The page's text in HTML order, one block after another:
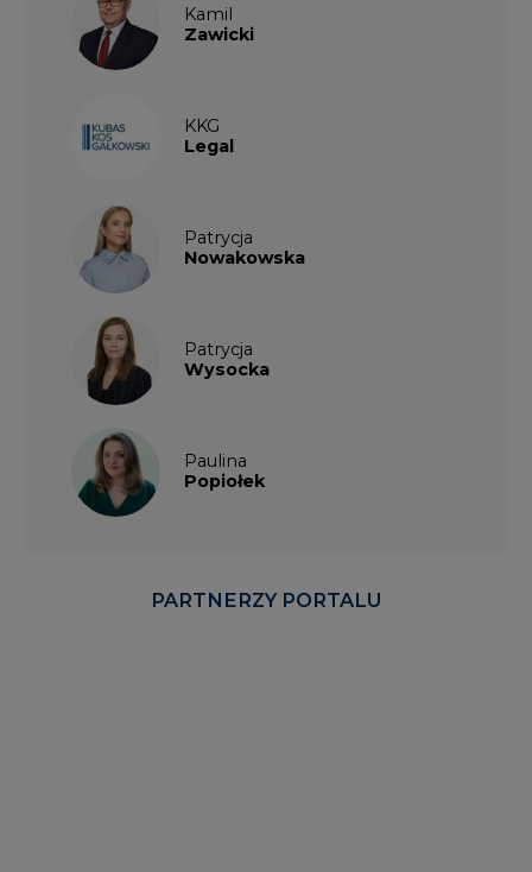
Kamil
Zawicki
KKG
Legal
Patrycja
Nowakowska
Patrycja
Wysocka
Paulina
Popiołek
PARTNERZY PORTALU